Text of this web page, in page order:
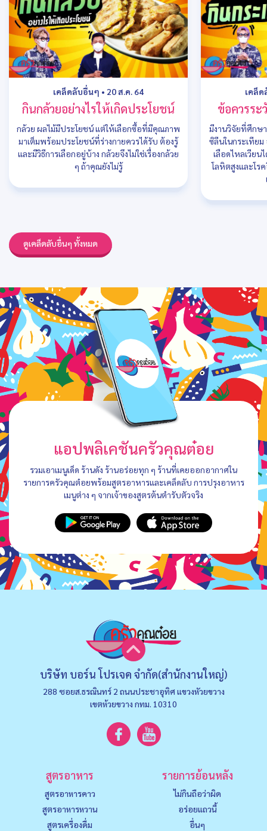
เคล็ดลับอื่นๆ • 20 ส.ค. 64
กินกล้วยอย่างไรให้เกิดประโยชน์
กล้วย ผลไม้มีประโยชน์ แต่ให้เลือกซื้อที่มีคุณภาพ
มาเต็มพร้อมประโยชน์ที่ร่างกายควรได้รับ ต้องรู้
และมีวิธีการเลือกอยู่บ้าง กล้วยจึงไม่ใช่เรื่องกล้วย
ๆ ถ้าคุณยังไม่รู้
เคล็
ข้อควรระ
มีงานวิจัยที่ศึกษ
ซิลีนในกระเทีย
เลือดไหลเวียน
โลหิตสูงและโร
ดูเคล็ดลับอื่นๆ ทั้งหมด
แอปพลิเคชันครัวคุณต๋อย
รวมเอาเมนูเด็ด ร้านดัง ร้านอร่อยทุก ๆ ร้านที่เคยออกอากาศใน
รายการครัวคุณต๋อยพร้อมสูตรอาหารและเคล็ดลับ การปรุงอาหาร
เมนูต่าง ๆ จากเจ้าของสูตรต้นตำรับตัวจริง
บริษัท บอร์น โปรเจค จำกัด(สำนักงานใหญ่)
288 ซอยส.ธรณินทร์ 2 ถนนประชาอุทิศ แขวงหัวยขวาง
เขตห้วยขวาง กทม. 10310
สูตรอาหาร
สูตรอาหารคาว
สูตรอาหารหวาน
สูตรเครื่องดื่ม
รายการย้อนหลัง
ไม่กินถือว่าผิด
อร่อยแถวนี้
อื่นๆ